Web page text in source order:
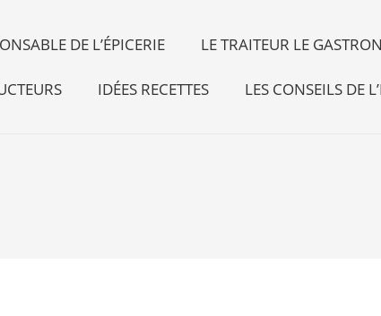
DE L’ÉPICERIE LE TRAITEUR LE
IDÉES RECETTES LES CONSEILS DE